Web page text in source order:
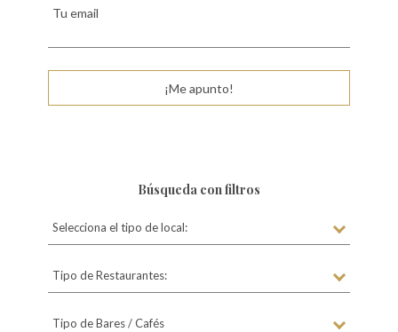
Tu email
¡Me apunto!
Búsqueda con filtros
Selecciona el tipo de local:
Tipo de Restaurantes:
Tipo de Bares / Cafés